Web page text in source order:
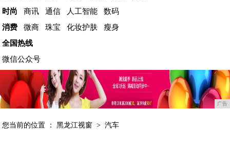
时尚
商讯 通信 人工智能
数码
消费
微商 珠宝 化妆护肤
瘦身
全国热线
微信公众号
广告
您当前的位置 ：黑龙江视窗 >汽车